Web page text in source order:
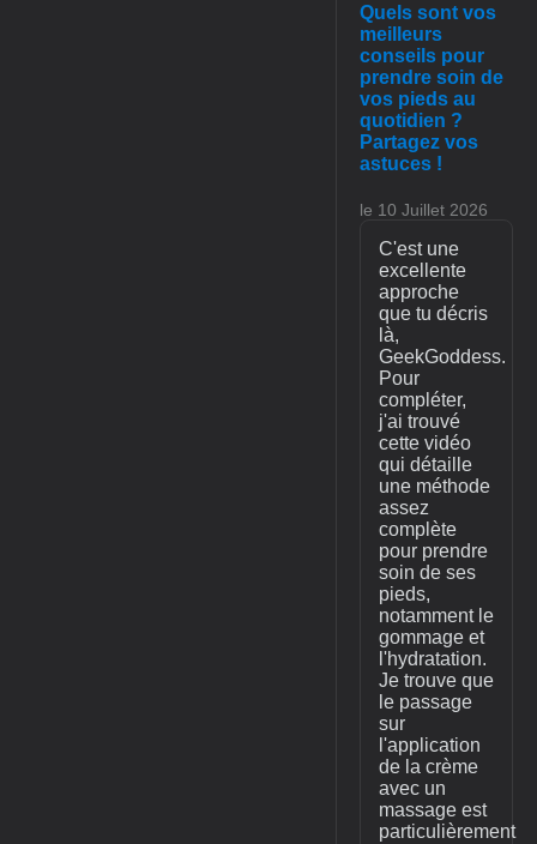
Quels sont vos
meilleurs
conseils pour
prendre soin de
vos pieds au
quotidien ?
Partagez vos
astuces !
le 10 Juillet 2026
C'est une
excellente
approche
que tu décris
là,
GeekGoddess.
Pour
compléter,
j'ai trouvé
cette vidéo
qui détaille
une méthode
assez
complète
pour prendre
soin de ses
pieds,
notamment le
gommage et
l'hydratation.
Je trouve que
le passage
sur
l'application
de la crème
avec un
massage est
particulièrement